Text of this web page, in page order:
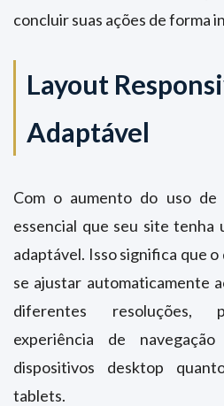
concluir suas ações de forma
Layout
Adaptável
Com o aumento do uso de
essencial que seu site tenha
adaptável. Isso significa que
se ajustar automaticamente
diferentes resoluções,
experiência de
dispositivos desktop
tablets.